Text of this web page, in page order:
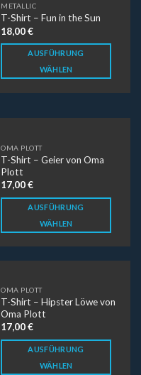
METALLIC
T-Shirt – Fun in the Sun
18,00€
AUSFÜHRUNG
WÄHLEN
OMA PLOTT
T-Shirt – Geier von Oma
Plott
17,00€
AUSFÜHRUNG
WÄHLEN
OMA PLOTT
T-Shirt – Hipster Löwe von
Oma Plott
17,00€
AUSFÜHRUNG
WÄHLEN